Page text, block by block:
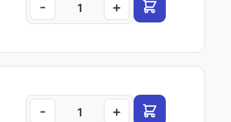
- +
- +